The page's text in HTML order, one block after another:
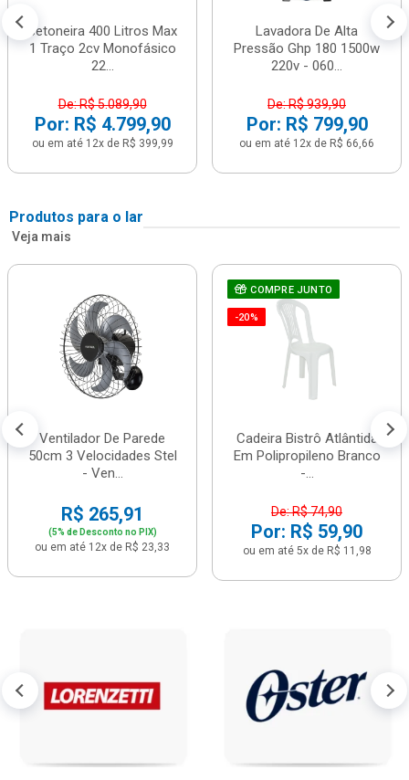
Betoneira 400 Litros Max
1 Traço 2cv Monofásico
22...
De: R$ 5.089,90
Por: R$ 4.799,90
ou em até 12x de R$ 399,99
Lavadora De Alta
Pressão Ghp 180 1500w
220v - 060...
De: R$ 939,90
Por: R$ 799,90
ou em até 12x de R$ 66,66
Produtos para o lar
Veja mais
Ventilador De Parede
50cm 3 Velocidades Stel
- Ven...
R$ 265,91
(5% de Desconto no PIX)
ou em até 12x de R$ 23,33
COMPRE JUNTO
-20%
Cadeira Bistrô Atlântida
Em Polipropileno Branco
-...
De: R$ 74,90
Por: R$ 59,90
ou em até 5x de R$ 11,98